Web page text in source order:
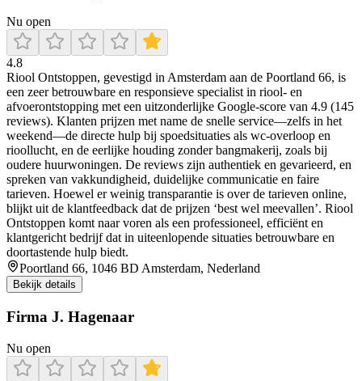
Nu open
4.8
Riool Ontstoppen, gevestigd in Amsterdam aan de Poortland 66, is
een zeer betrouwbare en responsieve specialist in riool- en
afvoerontstopping met een uitzonderlijke Google-score van 4.9 (145
reviews). Klanten prijzen met name de snelle service—zelfs in het
weekend—de directe hulp bij spoedsituaties als wc-overloop en
rioollucht, en de eerlijke houding zonder bangmakerij, zoals bij
oudere huurwoningen. De reviews zijn authentiek en gevarieerd, en
spreken van vakkundigheid, duidelijke communicatie en faire
tarieven. Hoewel er weinig transparantie is over de tarieven online,
blijkt uit de klantfeedback dat de prijzen ‘best wel meevallen’. Riool
Ontstoppen komt naar voren als een professioneel, efficiënt en
klantgericht bedrijf dat in uiteenlopende situaties betrouwbare en
doortastende hulp biedt.
Poortland 66, 1046 BD Amsterdam, Nederland
Bekijk details
Firma J. Hagenaar
Nu open